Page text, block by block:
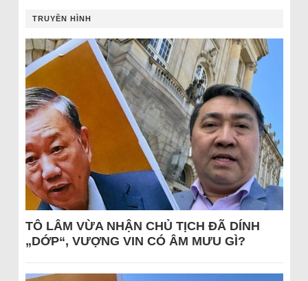
TRUYỀN HÌNH
TÔ LÂM VỪA NHẬN CHỦ TỊCH ĐÃ DÍNH
„DỚP“, VƯỢNG VIN CÓ ÂM MƯU GÌ?